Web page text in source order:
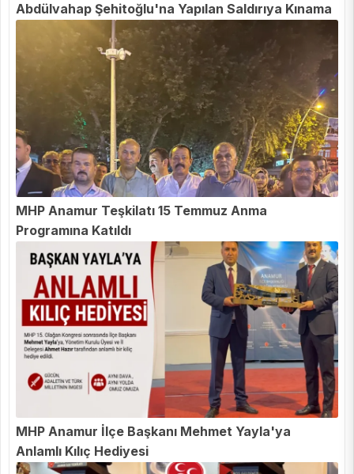
Abdülvahap Şehitoğlu'na Yapılan Saldırıya Kınama
MHP Anamur Teşkilatı 15 Temmuz Anma
Programına Katıldı
MHP Anamur İlçe Başkanı Mehmet Yayla'ya
Anlamlı Kılıç Hediyesi